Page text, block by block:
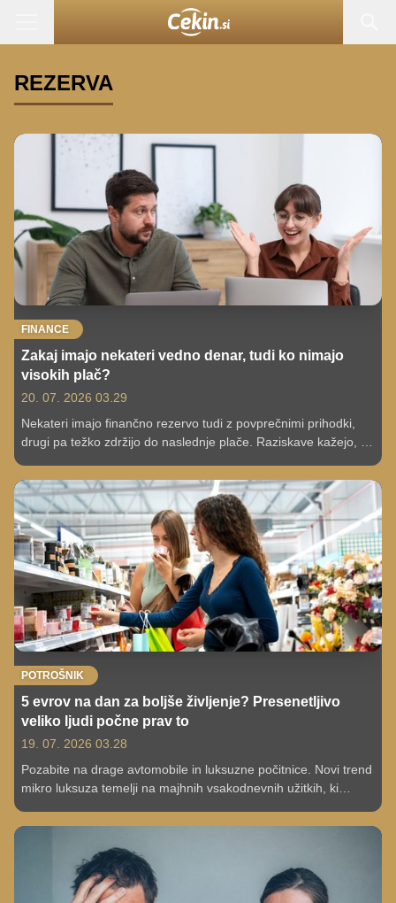
REZERVA
FINANCE
Zakaj imajo nekateri vedno denar, tudi ko nimajo
visokih plač?
20. 07. 2026 03.29
Nekateri imajo finančno rezervo tudi z povprečnimi prihodki,
drugi pa težko zdržijo do naslednje plače. Raziskave kažejo, da
POTROŠNIK
5 evrov na dan za boljše življenje? Presenetljivo
veliko ljudi počne prav to
19. 07. 2026 03.28
Pozabite na drage avtomobile in luksuzne počitnice. Novi trend
mikro luksuza temelji na majhnih vsakodnevnih užitkih, ki